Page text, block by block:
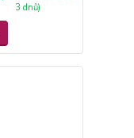
3 dnů)